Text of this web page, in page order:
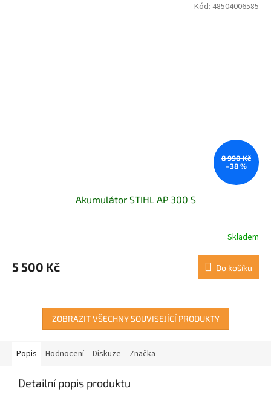
8 990 Kč
–38 %
Akumulátor STIHL AP 300 S
Skladem
5 500 Kč Do košíku
Kód: 48504006585
ZOBRAZIT VŠECHNY SOUVISEJÍCÍ PRODUKTY
Popis Hodnocení Diskuze Značka
Detailní popis produktu